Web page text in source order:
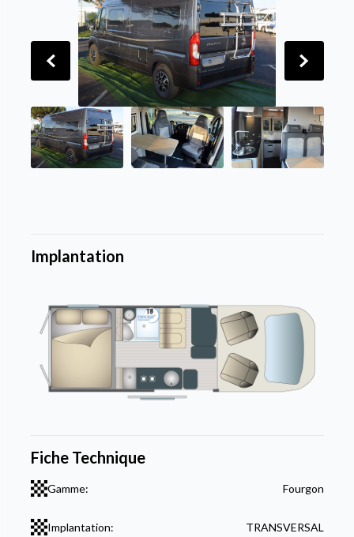
Implantation
Fiche Technique
Gamme: Fourgon
Implantation: TRANSVERSAL